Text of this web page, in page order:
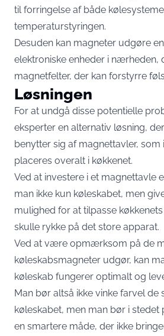
til forringelse af både
temperaturstyringen.
Desuden kan magneter udgøre
elektroniske enheder i nærheden,
magnetfelter, der kan forstyrre
Løsningen
For at undgå disse potentielle
eksperter en alternativ løsning,
benytter sig af magnettavler, som
placeres overalt i køkkenet.
Ved at investere i et magnettavle
man ikke kun køleskabet, men
mulighed for at tilpasse
skulle rykke på det store apparat.
Ved at være opmærksom på de
køleskabsmagneter udgør, kan
køleskab fungerer optimalt og
Man bør altså ikke vinke farvel de
køleskabet, men man bør i
en smartere måde, der ikke